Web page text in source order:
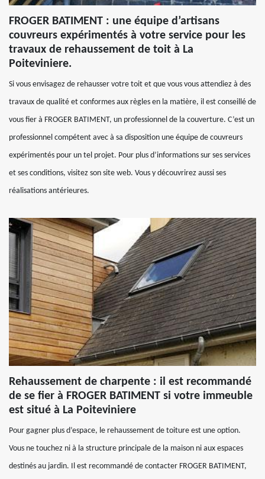
FROGER BATIMENT : une équipe d’artisans
couvreurs expérimentés à votre service pour les
travaux de rehaussement de toit à La
Poiteviniere.
Si vous envisagez de rehausser votre toit et que vous vous attendiez à des
travaux de qualité et conformes aux règles en la matière, il est conseillé de
vous fier à FROGER BATIMENT, un professionnel de la couverture. C’est un
professionnel compétent avec à sa disposition une équipe de couvreurs
expérimentés pour un tel projet. Pour plus d’informations sur ses services
et ses conditions, visitez son site web. Vous y découvrirez aussi ses
réalisations antérieures.
Rehaussement de charpente : il est recommandé
de se fier à FROGER BATIMENT si votre immeuble
est situé à La Poiteviniere
Pour gagner plus d’espace, le rehaussement de toiture est une option.
Vous ne touchez ni à la structure principale de la maison ni aux espaces
destinés au jardin. Il est recommandé de contacter FROGER BATIMENT,